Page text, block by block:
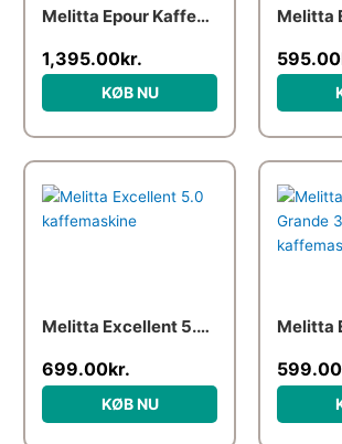
Melitta Epour Kaffemaskine, sort/krom
1,395.00kr.
KØB NU
595.00
Melitta Excellent 5.0 kaffemaskine
699.00kr.
KØB NU
599.00